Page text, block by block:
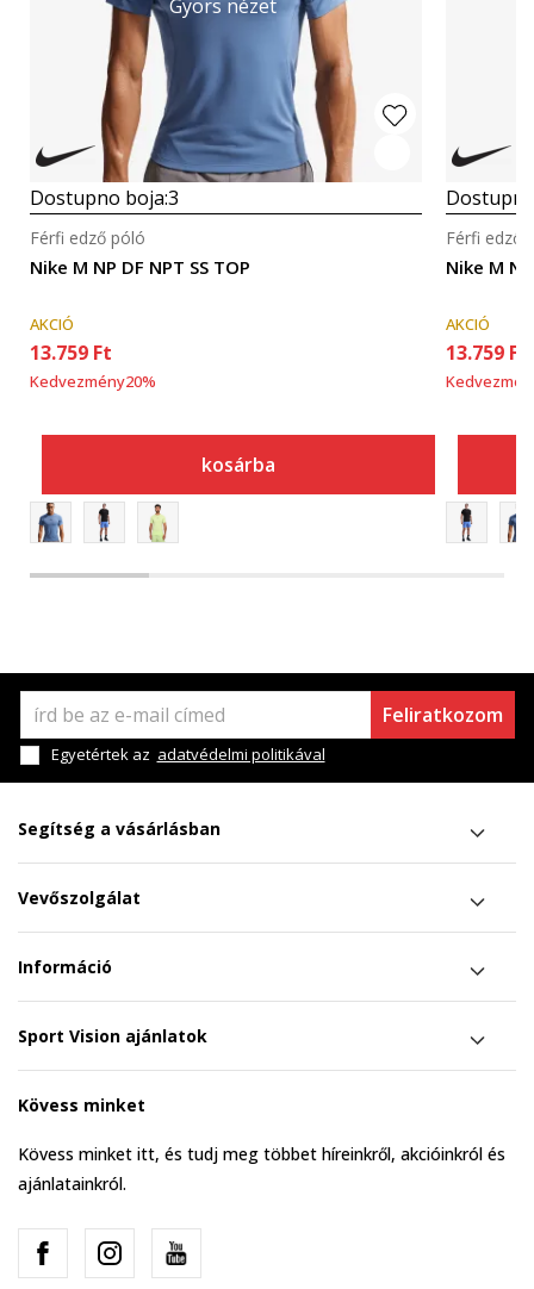
Dostupno boja:3
Nike M NP DF NPT SS TOP
Férfi edző póló
AKCIÓ
13.759 Ft
Kedvezmény20%
kosárba
Nike M
Férfi edző
AKCIÓ
13.759 Ft
Feliratkozom
Egyetértek az adatvédelmi politikával
Segítség a vásárlásban
Vevőszolgálat
Információ
Sport Vision ajánlatok
Kövess minket
Kövess minket itt, és tudj meg többet híreinkről, akcióinkról és
ajánlatainkról.